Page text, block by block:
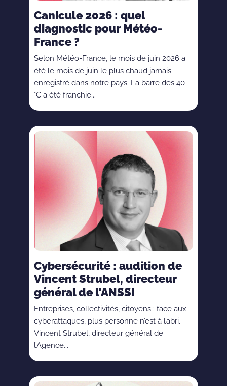
Canicule 2026 : quel
diagnostic pour Météo-
France ?
Selon Météo-France, le mois de juin 2026 a
été le mois de juin le plus chaud jamais
enregistré dans notre pays. La barre des 40
°C a été franchie...
Cybersécurité : audition de
Vincent Strubel, directeur
général de l’ANSSI
Entreprises, collectivités, citoyens : face aux
cyberattaques, plus personne n’est à l’abri.
Vincent Strubel, directeur général de
l’Agence...